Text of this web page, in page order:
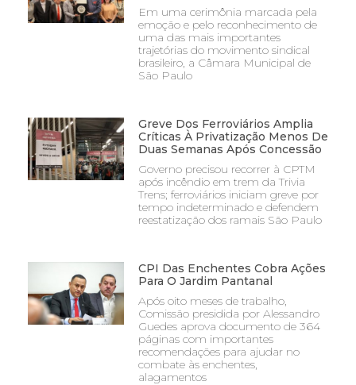
Em uma cerimônia marcada pela
emoção e pelo reconhecimento de
uma das mais importantes
trajetórias do movimento sindical
brasileiro, a Câmara Municipal de
São Paulo
Greve Dos Ferroviários Amplia
Críticas À Privatização Menos De
Duas Semanas Após Concessão
Governo precisou recorrer à CPTM
após incêndio em trem da Trivia
Trens; ferroviários iniciam greve por
tempo indeterminado e defendem
reestatização dos ramais São Paulo
CPI Das Enchentes Cobra Ações
Para O Jardim Pantanal
Após oito meses de trabalho,
Comissão presidida por Alessandro
Guedes aprova documento de 364
páginas com importantes
recomendações para ajudar no
combate às enchentes,
alagamentos